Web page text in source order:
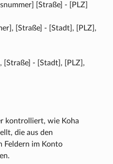
[Straße] - [PLZ]
[Straße] - [Stadt], [PLZ],
[Straße] - [Stadt], [PLZ],
kontrolliert, wie Koha
die aus den
Feldern im Konto